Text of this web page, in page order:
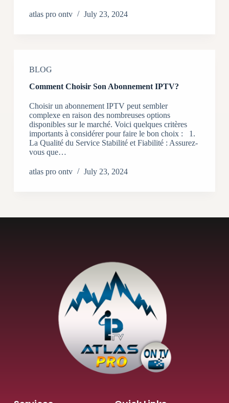
atlas pro ontv July 23, 2024
BLOG
Comment Choisir Son Abonnement IPTV?
Choisir un abonnement IPTV peut sembler
complexe en raison des nombreuses options
disponibles sur le marché. Voici quelques critères
importants à considérer pour faire le bon choix : 1.
La Qualité du Service Stabilité et Fiabilité : Assurez-
vous que…
atlas pro ontv July 23, 2024